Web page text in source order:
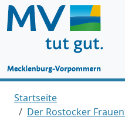
Startseite
Der Rostocker